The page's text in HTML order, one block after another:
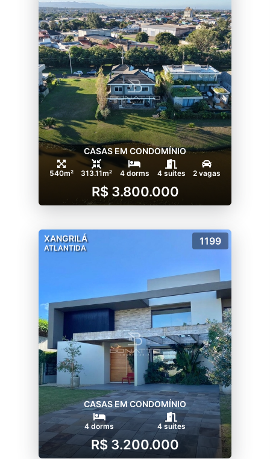
CASAS EM CONDOMÍNIO
540m² 313.11m² 4 dorms 4 suítes 2 vagas
R$ 3.800.000
XANGRILÁ
ATLANTIDA
1199
CASAS EM CONDOMÍNIO
4 dorms 4 suítes
R$ 3.200.000